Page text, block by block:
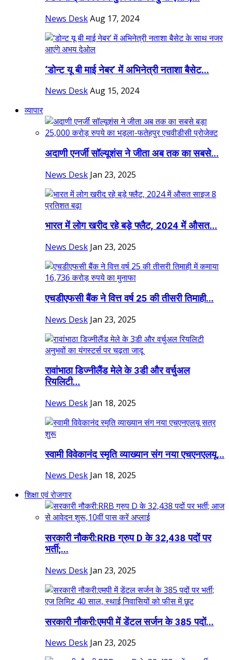
News DeskAug 17, 2024
‘डोन्ट यू बी माई नेबर’ में अभिनेत्री नताशा बैसेट...
News DeskAug 15, 2024
व्यापार
अदाणी एनर्जी सॉल्यूशंस ने जीता अब तक का सबसे...
News Desk Jan 23, 2025
भारत में लोग खरीद रहे बड़े फ्लैट, 2024 में औसत...
News Desk Jan 23, 2025
एचडीएफसी बैंक ने वित्त वर्ष 25 की तीसरी तिमाही...
News Desk Jan 23, 2025
रावांभाठा डिज्नीलैंड मेले के 3डी और वर्चुअल
रियलिटी...
News Desk Jan 18, 2025
स्वामी विवेकानंद स्मृति व्याख्यान संग नया एचएनएलयू...
News Desk Jan 18, 2025
शिक्षा एवं रोजगार
सरकारी नौकरी:RRB ग्रुप D के 32,438 पदों पर
भर्ती;...
News Desk Jan 23, 2025
सरकारी नौकरी:एमपी में डेंटल सर्जन के 385 पदों...
News Desk Jan 23, 2025